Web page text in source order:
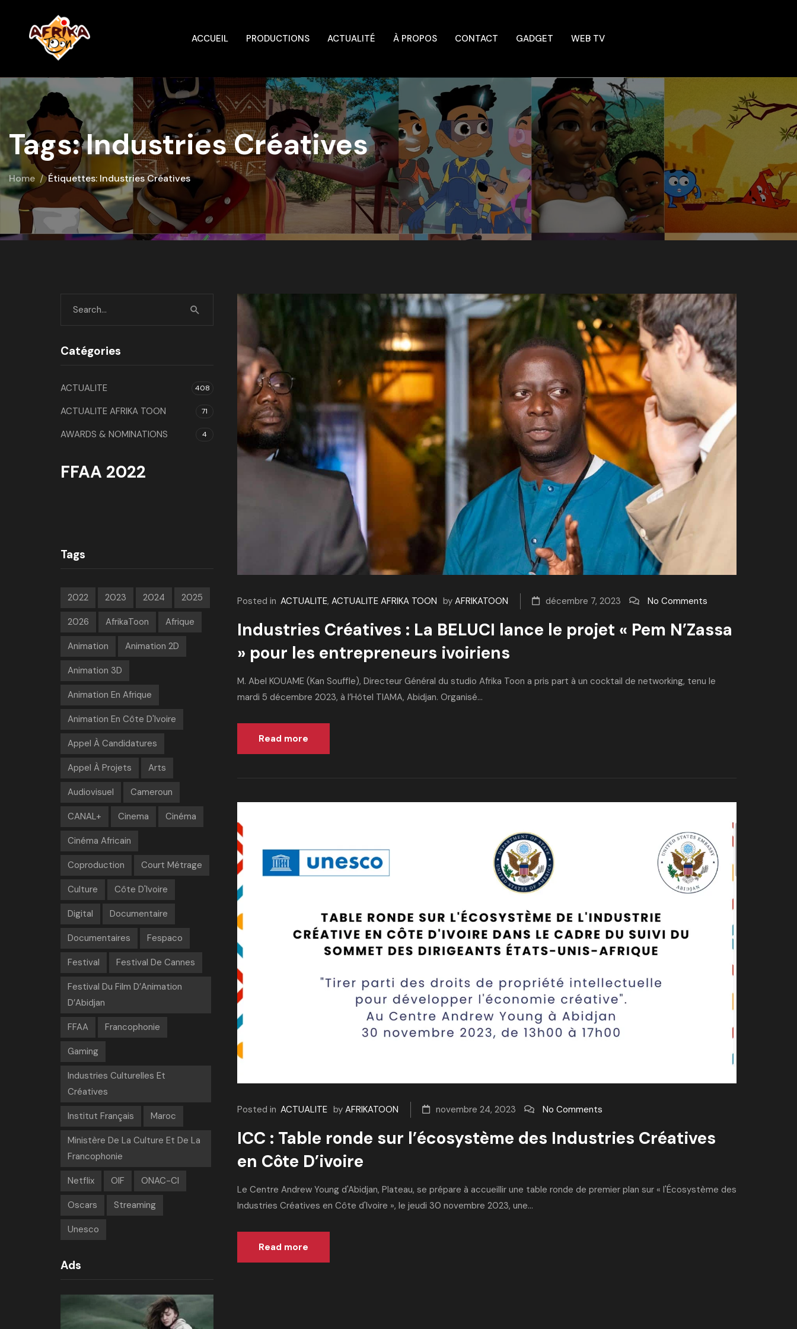
ACCUEIL PRODUCTIONS ACTUALITÉ À PROPOS CONTACT GADGET WEB TV
Tags: Industries Créatives
Home Étiquettes: Industries Créatives
Posted in ACTUALITE, ACTUALITE AFRIKA TOON by AFRIKATOON décembre 7, 2023 No Comments
Industries Créatives : La BELUCI lance le projet « Pem N’Zassa
» pour les entrepreneurs ivoiriens
M. Abel KOUAME (Kan Souffle), Directeur Général du studio Afrika Toon a pris part à un cocktail de networking, tenu le
mardi 5 décembre 2023, à l’Hôtel TIAMA, Abidjan. Organisé...
Read more
Posted in ACTUALITE by AFRIKATOON novembre 24, 2023 No Comments
ICC : Table ronde sur l’écosystème des Industries Créatives
en Côte D’ivoire
Le Centre Andrew Young d'Abidjan, Plateau, se prépare à accueillir une table ronde de premier plan sur « l'Écosystème des
Industries Créatives en Côte d'Ivoire », le jeudi 30 novembre 2023, une...
Read more
Catégories
ACTUALITE 408
ACTUALITE AFRIKA TOON 71
AWARDS & NOMINATIONS 4
FFAA 2022
Tags
2022 2023 2024 2025
2026 AfrikaToon Afrique
Animation Animation 2D
Animation 3D
Animation En Afrique
Animation En Côte D'Ivoire
Appel À Candidatures
Appel À Projets Arts
Audiovisuel Cameroun
CANAL+ Cinema Cinéma
Cinéma Africain
Coproduction Court Métrage
Culture Côte D'Ivoire
Digital Documentaire
Documentaires Fespaco
Festival Festival De Cannes
Festival Du Film D’Animation
D’Abidjan
FFAA Francophonie
Gaming
Industries Culturelles Et
Créatives
Institut Français Maroc
Ministère De La Culture Et De La
Francophonie
Netflix OIF ONAC-CI
Oscars Streaming
Unesco
Ads